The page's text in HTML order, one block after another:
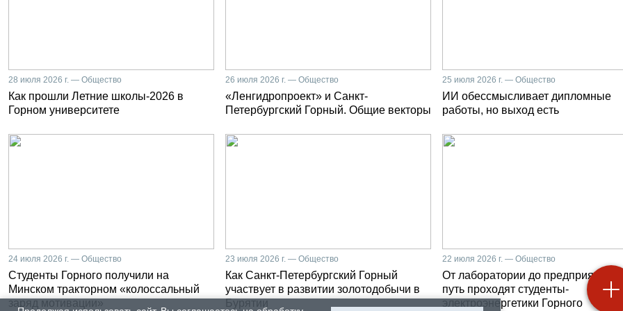
28 июля 2026 г. — Общество
Как прошли Летние школы-2026 в
Горном университете
26 июля 2026 г. — Общество
«Ленгидропроект» и Санкт-
Петербургский Горный. Общие векторы
25 июля 2026 г. — Общество
ИИ обессмысливает дипломные
работы, но выход есть
24 июля 2026 г. — Общество
Студенты Горного получили на
Минском тракторном «колоссальный
заряд мотивации»
23 июля 2026 г. — Общество
Как Санкт-Петербургский Горный
участвует в развитии золотодобычи в
Бурятии
22 июля 2026 г. — Общество
От лаборатории до предприятия:
путь проходят студенты-
электроэнергетики Горного